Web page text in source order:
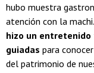
hubo muestra
atención con la
hizo un
guiadas para
del patrimonio de